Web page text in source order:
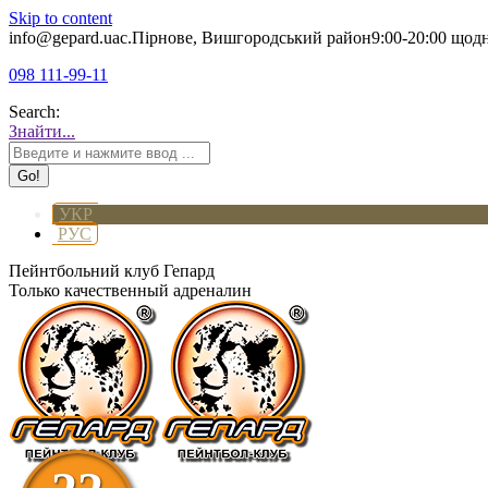
Skip to content
info@gepard.uaс.Пірнове, Вишгородський район9:00-20:00
098 111-99-11
Search:
Знайти...
УКР
РУС
Пейнтбольний клуб Гепард
Только качественный адреналин